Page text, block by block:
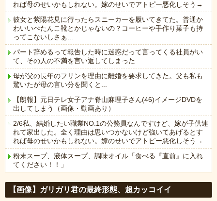
れば母のせいかもしれない。嫁のせいでアトピー悪化しそう→
彼女と紫陽花見に行ったらスニーカーを履いてきてた。普通か
わいいぺたんこ靴とかじゃないの？コーヒーや手作り菓子も持
ってこないしさぁ…
パート辞めるって報告した時に迷惑だって言ってくる社員がい
て、その人の不満を言い返してしまった
母が父の長年のフリンを理由に離婚を要求してきた。父も私も
驚いたが母の言い分を聞くと...
【朗報】元日テレ女子アナ脊山麻理子さん(46)イメージDVDを
出してしまう（画像・動画あり）
2/6私、結婚したい職業NO.1の公務員なんですけど、嫁が子供連
れて家出した。全く理由は思いつかないけど強いてあげるとす
れば母のせいかもしれない。嫁のせいでアトピー悪化しそう→
粉末スープ、液体スープ、調味オイル「食べる『直前』に入れ
てください！！」
【画像】ガリガリ君の最終形態、超カッコイイ